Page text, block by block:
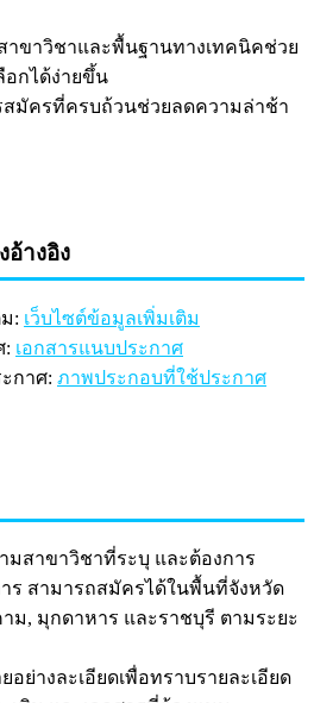
าขาวิชาและพื้นฐานทางเทคนิคช่วย
อกได้ง่ายขึ้น
สมัครที่ครบถ้วนช่วยลดความล่าช้า
อ้างอิง
: เว็บไซต์ข้อมูลเพิ่มเติม
: เอกสารแนบประกาศ
กาศ: ภาพประกอบที่ใช้ประกาศ
สาขาวิชาที่ระบุ และต้องการ
ร สามารถสมัครได้ในพื้นที่จังหวัด
ม, มุกดาหาร และราชบุรี ตามระยะ
ย่างละเอียดเพื่อทราบรายละเอียด